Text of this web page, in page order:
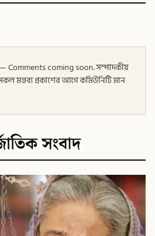
— Comments coming soon. সম্পাদকীয়
মন্তব্য প্রকাশের আগে কমিউনিটি মান
সংবাদ